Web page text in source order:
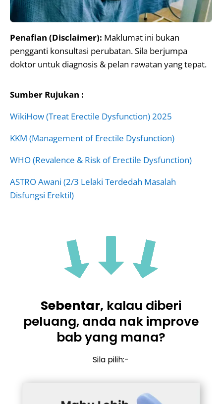
Penafian (Disclaimer): Maklumat ini bukan
pengganti konsultasi perubatan. Sila berjumpa
doktor untuk diagnosis & pelan rawatan yang tepat.
Sumber Rujukan :
WikiHow (Treat Erectile Dysfunction) 2025
KKM (Management of Erectile Dysfunction)
WHO (Revalence & Risk of Erectile Dysfunction)
ASTRO Awani (2/3 Lelaki Terdedah Masalah
Disfungsi Erektil)
Sebentar, kalau diberi
peluang, anda nak improve
bab yang mana?
Sila pilih:-